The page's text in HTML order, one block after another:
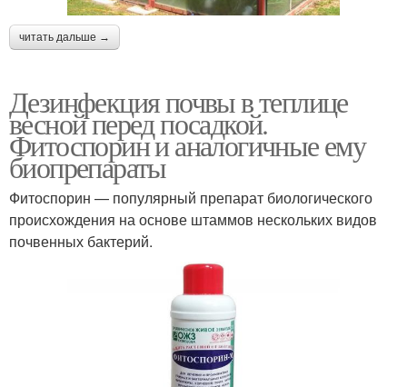
читать дальше →
Дезинфекция почвы в теплице
весной перед посадкой.
Фитоспорин и аналогичные ему
биопрепараты
Фитоспорин — популярный препарат биологического
происхождения на основе штаммов нескольких видов
почвенных бактерий.